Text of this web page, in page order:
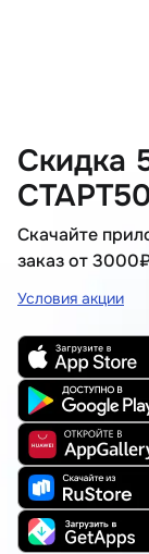
Скидка
Скачайте
заказ от
Условия акции